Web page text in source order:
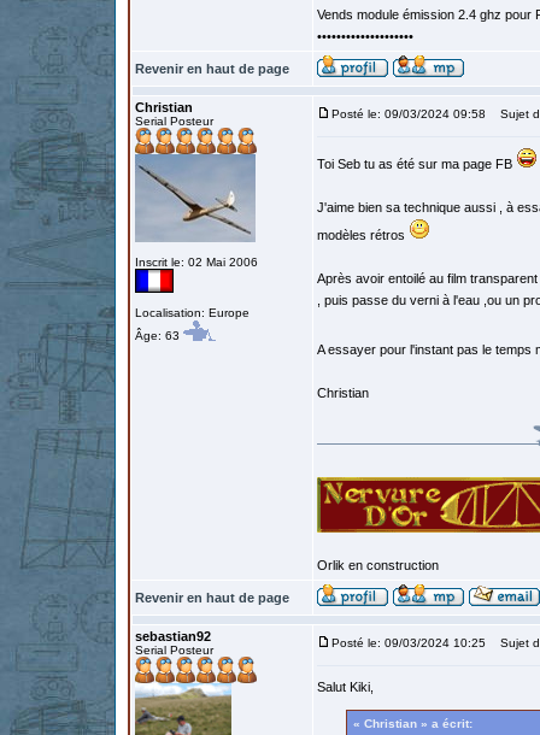
Vends module émission 2.4 ghz
••••••••••••••••••••
Revenir en haut de page
Christian
Serial Posteur
Inscrit le: 02 Mai 2006
Localisation: Europe
Âge: 63
Posté le: 09/03/2024 09:58 Sujet
Toi Seb tu as été sur ma page FB
J'aime bien sa technique aussi , à
modèles rétros
Après avoir entoilé au film
, puis passe du verni à l'eau ,ou un
A essayer pour l'instant pas le temps
Christian
Orlik en construction
Revenir en haut de page
sebastian92
Serial Posteur
Posté le: 09/03/2024 10:25 Sujet
Salut Kiki,
« Christian » a écrit: